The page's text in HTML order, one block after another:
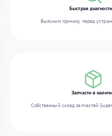
Быстрая
Выясним причину перед
Запчасти в
Собственный склад запчастей